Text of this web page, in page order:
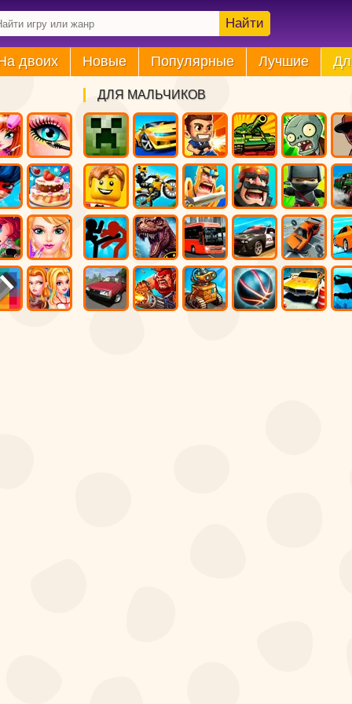
Найти
двоих Новые Популярные Лучшие
ДЛЯ МАЛЬЧИКОВ